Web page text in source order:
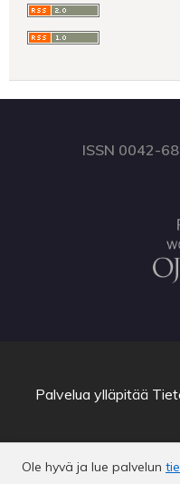
ISSN 0042-
Ole hyvä ja lue palvelun
Palvelua ylläpitää